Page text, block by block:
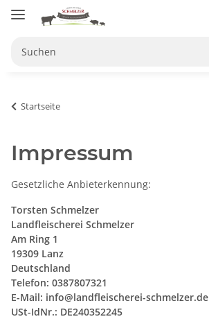
Startseite
Impressum
Gesetzliche Anbieterkennung:
Torsten Schmelzer
Landfleischerei Schmelzer
Am Ring 1
19309 Lanz
Deutschland
Telefon: 0387807321
E-Mail: info@landfleischerei-schmelzer.de
USt-IdNr.: DE240352245